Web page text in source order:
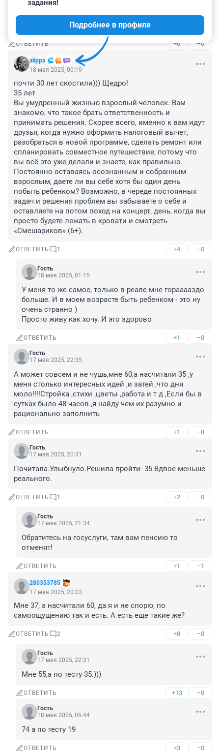
35 лет? Это классно. Правда, в реальности это было
ОТВЕТИТЬ +0 –0
alippa
задания!
Подробнее в профиле
18 мая 2025, 00:19
почти 30 лет скостили))) Щедро!
35 лет
Вы умудренный жизнью взрослый человек. Вам
знакомо, что такое брать ответственность и
принимать решения. Скорее всего, именно к вам идут
друзья, когда нужно оформить налоговый вычет,
разобраться в новой программе, сделать ремонт или
спланировать совместное путешествие, потому что
вы всё это уже делали и знаете, как правильно.
Постоянно оставаясь осознанным и собранным
взрослым, даете ли вы себе хотя бы один день
побыть ребенком? Возможно, в череде постоянных
задач и решения проблем вы забываете о себе и
оставляете на потом поход на концерт, день, когда вы
просто будете лежать в кровати и смотреть
«Смешариков» (6+).
ОТВЕТИТЬ 1 +4 –0
Гость
18 мая 2025, 01:15
У меня то же самое, только в реале мне горааааздо
больше. И в моем возрасте быть ребенком - это ну
очень странно )
Просто живу как хочу. И это здорово
ОТВЕТИТЬ +1 –0
Гость
17 мая 2025, 22:35
А может совсем и не чушь,мне 60,а насчитали 35 ,у
меня столько интересных идей ,и затей ,что дня
моло!!!!Стройка ,стихи ,цветы ,работа и т д ,Если бы в
сутках было 48 часов ,я найду чем их разумно и
рационально заполнить
ОТВЕТИТЬ +1 –0
Гость
17 мая 2025, 20:31
Почитала.Улыбнуло.Решила пройти- 35.Вдвое меньше
реального.
ОТВЕТИТЬ 1 +2 –0
Гость
17 мая 2025, 21:34
Обратитесь на госуслуги, там вам пенсию то
отменят!
ОТВЕТИТЬ +1 –1
280353785
17 мая 2025, 20:03
Мне 37, а насчитали 60, да я и не спорю, по
самоощущению так и есть. А есть еще такие же?
ОТВЕТИТЬ 2 +8 –0
Гость
17 мая 2025, 22:31
Мне 55,а по тесту 35.)))
ОТВЕТИТЬ +13 –0
Гость
18 мая 2025, 05:44
74 а по тесту 19
ОТВЕТИТЬ +3 –0